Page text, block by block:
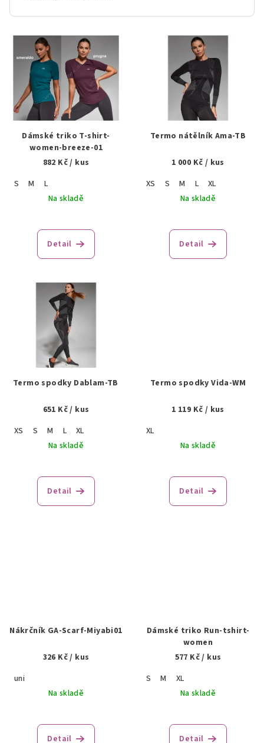
V
Dámské triko T-shirt-
women-breeze-01
882 Kč/ kus
S
M
L
Na skladě
Detail
Termo nátělník Ama-TB
1 000 Kč / kus
XS
S M L
XL
Na skladě
Detail
Termo spodky Dablam-TB
651 Kč/ kus
XS
S M L
XL
Na skladě
Detail
Termo spodky Vida-WM
1 119 Kč / kus
XL
Na skladě
Detail
Nákrčník GA-Scarf-Miyabi01
326 Kč/ kus
uni
Na skladě
Detail
Dámské triko Run-tshirt-
women
577 Kč/ kus
S
M
XL
Na skladě
Detail